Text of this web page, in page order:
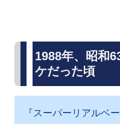
1988年、昭和
ケだった頃
『スーパーリアルベ